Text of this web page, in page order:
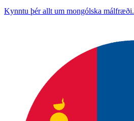
Kynntu þér allt um mongólska málfræði.